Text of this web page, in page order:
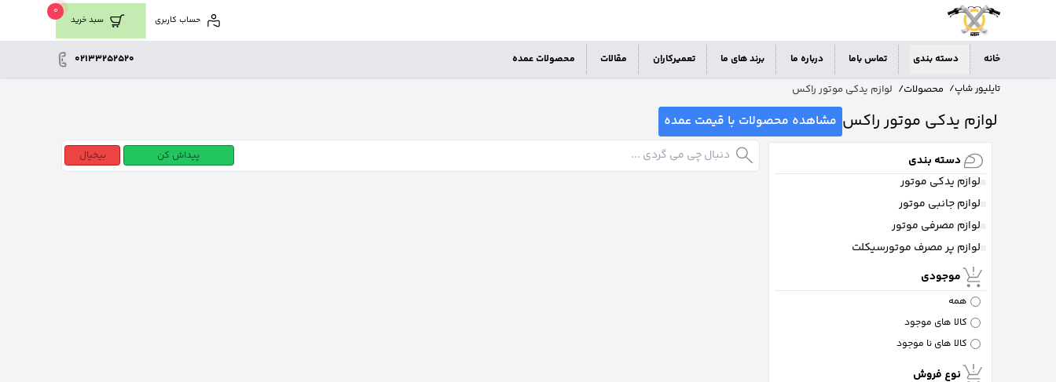
سبد خرید
0
حساب کاربری
خانه دسته بندی تماس باما درباره ما برند های ما تعمیرکاران مقالات محصولات عمده
02133252520
تایلیور شاپ/ محصولات/ لوازم یدکی موتور راکس
لوازم یدکی موتور راکس مشاهده محصولات با قیمت عمده
دسته بندی
لوازم یدکی موتور
لوازم جانبی موتور
لوازم مصرفی موتور
لوازم پر مصرف موتورسیکلت
موجودی
همه
کالا های موجود
کالا های نا موجود
نوع فروش
پیداش کن بیخیال